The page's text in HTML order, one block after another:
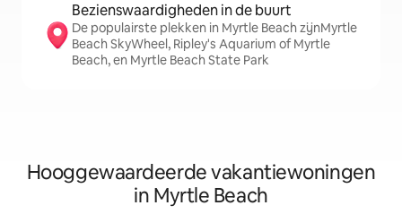
Bezienswaardigheden in de buurt
De populairste plekken in Myrtle Beach zijnMyrtle
Beach SkyWheel, Ripley's Aquarium of Myrtle
Beach, en Myrtle Beach State Park
Hooggewaardeerde vakantiewoningen
in Myrtle Beach